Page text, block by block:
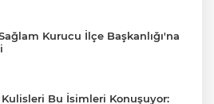
Kurucu İlçe Başkanlığı'na
Bu İsimleri Konuşuyor: